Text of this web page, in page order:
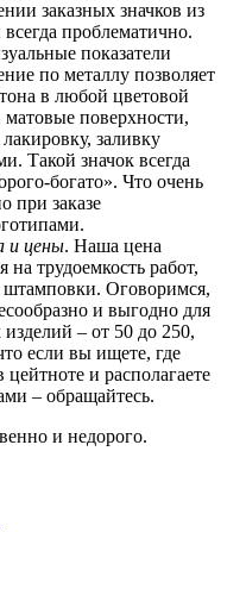
заказных значков из
проблематично.
показатели
по металлу позволяет
в любой цветовой
матовые поверхности,
заливку
Такой значок всегда
богато». Что очень
при заказе
и цены. Наша цена
на трудоемкость работ,
штамповки. Оговоримся,
и выгодно для
– от 50 до 250,
если вы ищете, где
цейтноте и располагаете
– обращайтесь.
и недорого.